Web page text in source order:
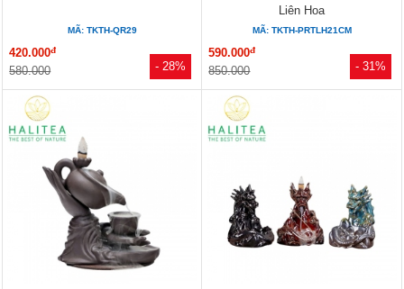
- 28%
MÃ: TKTH-QR29
420.000đ
580.000 - 31%
Liên Hoa
MÃ: TKTH-PRTLH21CM
590.000đ
850.000